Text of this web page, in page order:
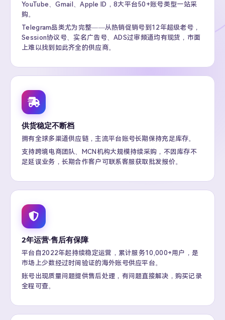
YouTube、Gmail、Apple ID，8大平台50+账号类型一站采
购。
Telegram品类尤为完整——从热销促销号到12年超级老号，
Session协议号、实名广告号、ADS过审频道均有现货，市面
上难以找到如此齐全的供应商。
供货稳定不断档
拥有全球多渠道供应链，主流平台账号长期保持充足库存。
支持跨境电商团队、MCN机构大规模持续采购，不因库存不
足延误业务，长期合作客户可联系客服获取批发报价。
2年运营·售后有保障
平台自2022年起持续稳定运营，累计服务10,000+用户，是
市场上少数经过时间验证的海外账号供应平台。
账号出现质量问题提供售后处理，有问题直接解决，购买记录
全程可查。